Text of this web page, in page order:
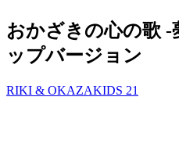
おかざきの心の歌
ップバージョン
RIKI & OKAZAKIDS 21